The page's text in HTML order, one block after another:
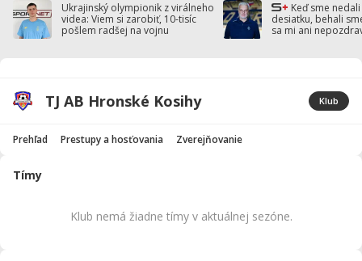
Ukrajinský olympionik z virálneho
videa: Viem si zarobiť, 10-tisíc
pošlem radšej na vojnu
Keď sme
desiatku, behali
sa mi ani
TJ AB Hronské Kosihy Klub
Prehľad Prestupy a hosťovania Zverejňovanie
Tímy
Klub nemá žiadne tímy v aktuálnej sezóne.